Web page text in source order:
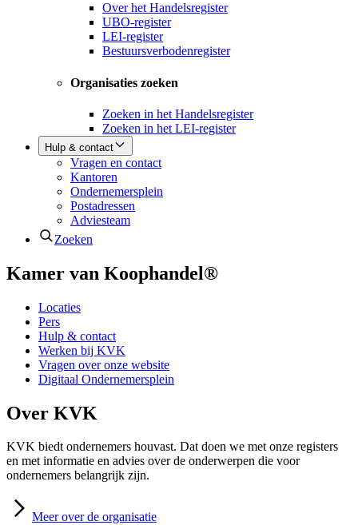
Over het Handelsregister
UBO-register
LEI-register
Bestuursverbodenregister
Organisaties zoeken
Zoeken in het Handelsregister
Zoeken in het LEI-register
Hulp & contact
Vragen en contact
Kantoren
Ondernemersplein
Postadressen
Adviesteam
Zoeken
Kamer van Koophandel®
Locaties
Pers
Hulp & contact
Werken bij KVK
Vragen over onze website
Digitaal Ondernemersplein
Over KVK
KVK biedt ondernemers houvast. Dat doen we met onze registers
en met informatie en advies over de onderwerpen die voor
ondernemers belangrijk zijn.
Meer over de organisatie